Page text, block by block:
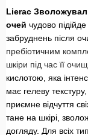
Lierac
очей чудово
забруднень після
пребіотичним
шкіри під час її
кислотою, яка
має гелеву
приємне відчуття
тане на шкірі,
догляду. Для всіх